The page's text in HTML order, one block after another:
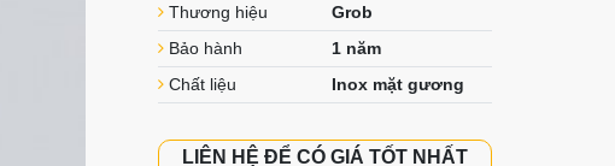
Thương hiệu
Grob
Bảo hành
1 năm
Chất liệu
Inox mặt gương
LIÊN HỆ ĐỂ CÓ GIÁ TỐT NHẤT